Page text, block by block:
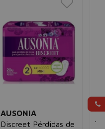
AUSONIA
Discreet Pérdidas de